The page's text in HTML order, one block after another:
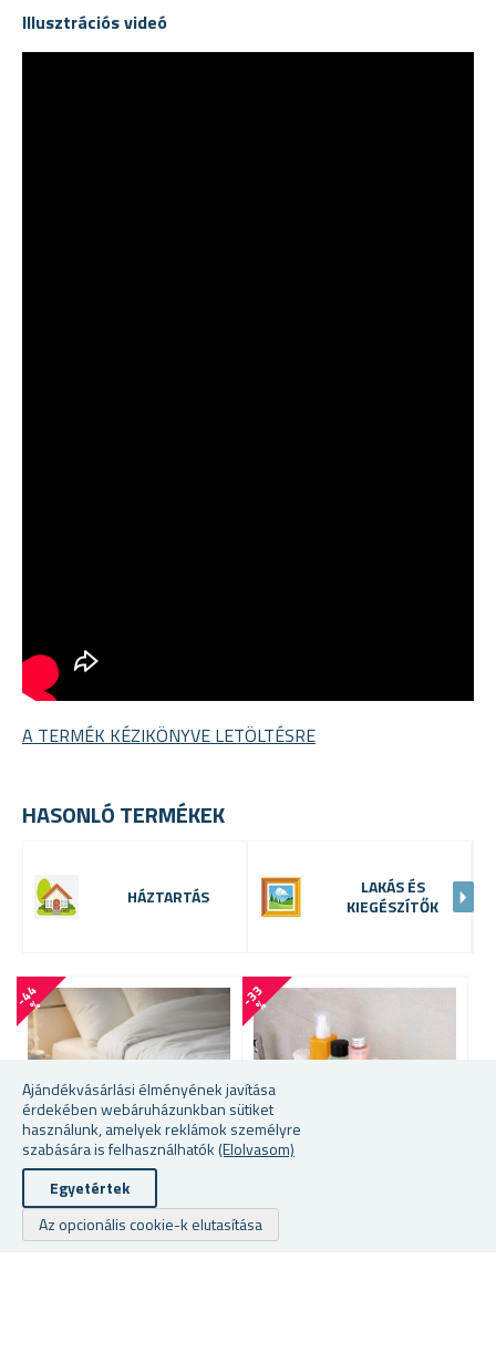
Ajándékvásárlási élményének javítása
érdekében webáruházunkban sütiket
használunk, amelyek reklámok személyre
szabására is felhasználhatók (Elolvasom)
Egyetértek
Az opcionális cookie-k elutasítása
Illusztrációs videó
A TERMÉK KÉZIKÖNYVE LETÖLTÉSRE
HASONLÓ TERMÉKEK
HÁZTARTÁS
LAKÁS ÉS
KIEGÉSZÍTŐK
-
4
4
%
ÁGYRA AKASZTHATÓ
-
3
3
%
RAGASZTHATÓ FALIPOLC